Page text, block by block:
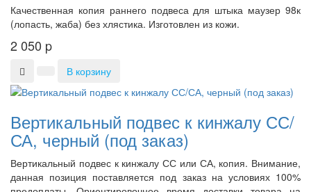
Качественная копия раннего подвеса для штыка маузер 98к
(лопасть, жаба) без хлястика. Изготовлен из кожи.
2 050 p
В корзину
Вертикальный подвес к кинжалу СС/
СА, черный (под заказ)
Вертикальный подвес к кинжалу СС или СА, копия. Внимание,
данная позиция поставляется под заказ на условиях 100%